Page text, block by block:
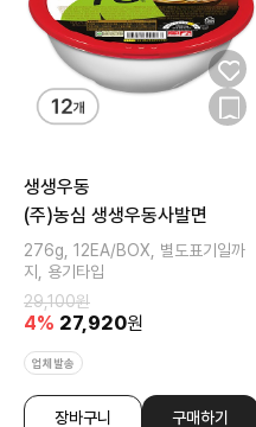
생생우동
(주)농심 생생우동사발면
276g, 12EA/BOX, 별도표기일까
지, 용기타입
29,100원
4% 27,920원
업체발송
장바구니 구매하기